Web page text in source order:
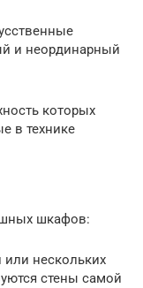
и неординарный
которых
в технике
шкафов:
нескольких
стены самой